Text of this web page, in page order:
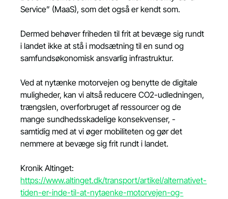
Service” (MaaS), som det også er kendt som.
Dermed behøver friheden til frit at bevæge sig rundt
i landet ikke at stå i modsætning til en sund og
samfundsøkonomisk ansvarlig infrastruktur.
Ved at nytænke motorvejen og benytte de digitale
muligheder, kan vi altså reducere CO2-udledningen,
trængslen, overforbruget af ressourcer og de
mange sundhedsskadelige konsekvenser, -
samtidig med at vi øger mobiliteten og gør det
nemmere at bevæge sig frit rundt i landet.
Kronik Altinget:
https://www.altinget.dk/transport/artikel/alternativet-
tiden-er-inde-til-at-nytaenke-motorvejen-og-